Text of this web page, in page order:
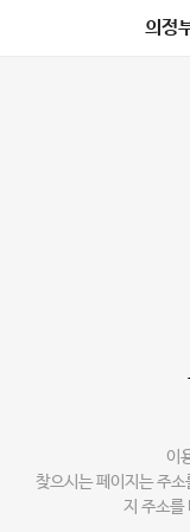
의정
이
찾으시는 페이지는 주
지 주소를